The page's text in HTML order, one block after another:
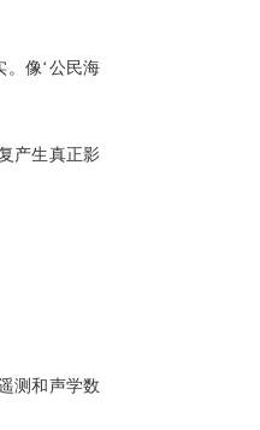
。像‘公民海
产生真正影
测和声学数